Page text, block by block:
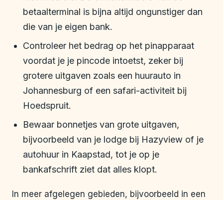
betaalterminal is bijna altijd ongunstiger dan
die van je eigen bank.
Controleer het bedrag op het pinapparaat
voordat je je pincode intoetst, zeker bij
grotere uitgaven zoals een huurauto in
Johannesburg of een safari-activiteit bij
Hoedspruit.
Bewaar bonnetjes van grote uitgaven,
bijvoorbeeld van je lodge bij Hazyview of je
autohuur in Kaapstad, tot je op je
bankafschrift ziet dat alles klopt.
In meer afgelegen gebieden, bijvoorbeeld in een